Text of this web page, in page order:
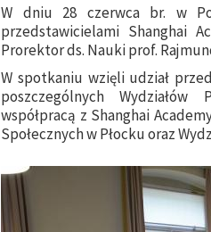
W dniu 28 czerwca br. w
przedstawicielami Shanghai
Prorektor ds. Nauki prof.
W spotkaniu wzięli udział
poszczególnych Wydziałów
współpracą z Shanghai
Społecznych w Płocku oraz